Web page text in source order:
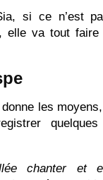
si ce n’est
elle va tout
les
chanter et